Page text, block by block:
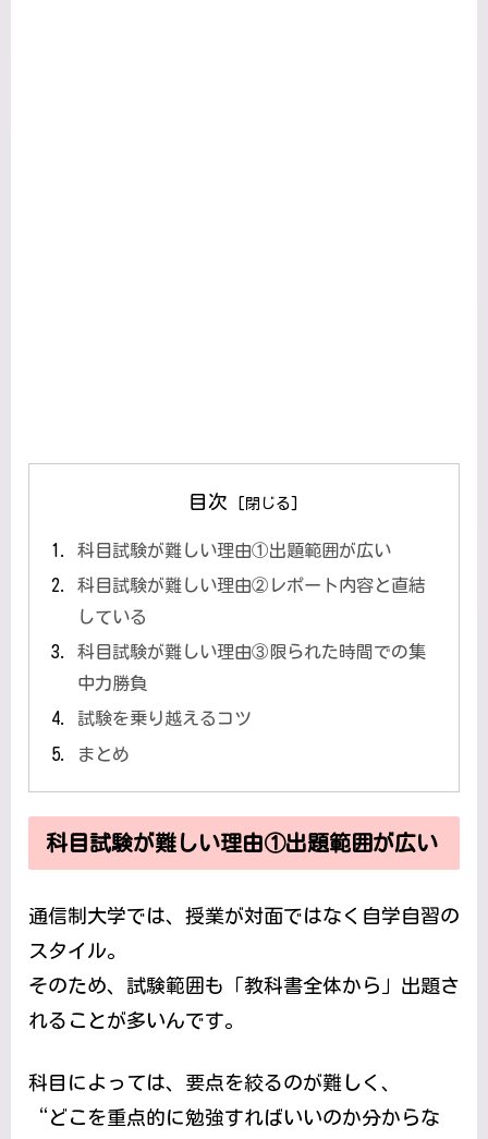
目次
科目試験が難しい理由①出題範囲が広い
科目試験が難しい理由②レポート内容と直結
している
科目試験が難しい理由③限られた時間での集
中力勝負
試験を乗り越えるコツ
まとめ
科目試験が難しい理由①出題範囲が広い
通信制大学では、授業が対面ではなく自学自習の
スタイル。
そのため、試験範囲も「教科書全体から」出題さ
れることが多いんです。
科目によっては、要点を絞るのが難しく、
“どこを重点的に勉強すればいいのか分からな